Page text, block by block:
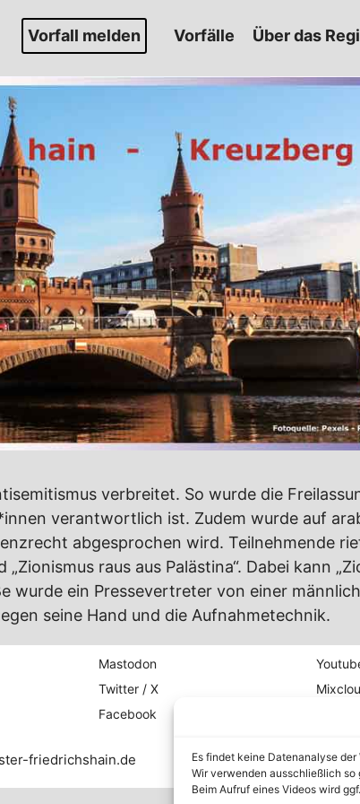
Es findet keine Datenanalyse
Wir verwenden ausschließlich
Beim Aufruf eines Videos wird
Vorfall melden Vorfälle Über das
verbreitet. So wurde die
verantwortlich ist. Zudem wurde auf
abgesprochen wird. Teilnehmende
raus aus Palästina“. Dabei kann
ein Pressevertreter von einer
seine Hand und die Aufnahmetechnik.
Mastodon
Twitter / X
Facebook
friedrichshain.de